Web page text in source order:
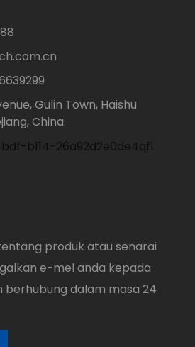
Gulin Town, Haishu
China.
produk atau senarai
e-mel anda kepada
berhubung dalam masa 24